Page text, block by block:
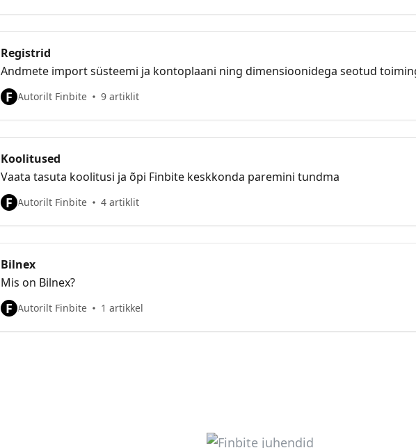
Registrid
Andmete import süsteemi ja kontoplaani ning dimensioonidega seotud
F Autorilt Finbite 9 artiklit
Koolitused
Vaata tasuta koolitusi ja õpi Finbite keskkonda paremini tundma
F Autorilt Finbite 4 artiklit
Bilnex
Mis on Bilnex?
F Autorilt Finbite 1 artikkel